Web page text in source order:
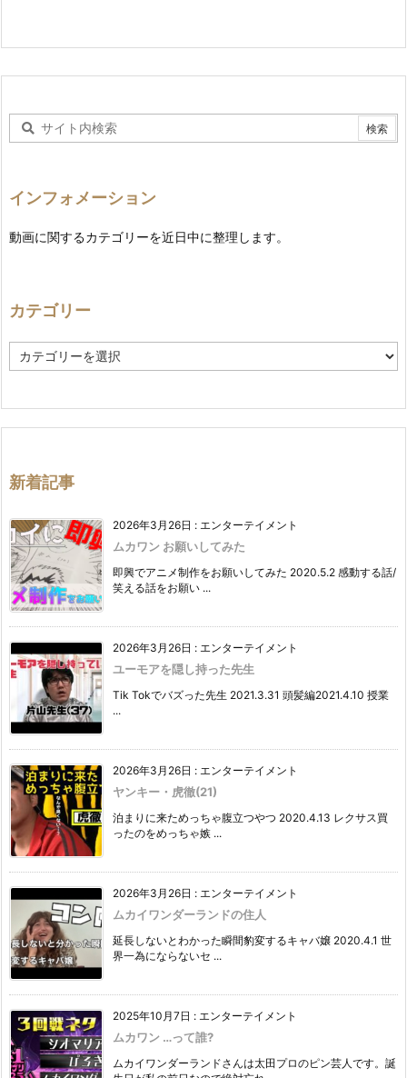
インフォメーション
動画に関するカテゴリーを近日中に整理します。
カテゴリー
テ
新着記事
2026年3月26日 : エンターテイメント
ムカワン お願いしてみた
即興でアニメ制作をお願いしてみた 2020.5.2 感動する話/
笑える話をお願い ...
2026年3月26日 : エンターテイメント
ユーモアを隠し持った先生
Tik Tokでバズった先生 2021.3.31 頭髪編2021.4.10 授業
...
2026年3月26日 : エンターテイメント
ヤンキー・虎徹(21)
泊まりに来ためっちゃ腹立つやつ 2020.4.13 レクサス買
ったのをめっちゃ嫉 ...
2026年3月26日 : エンターテイメント
ムカイワンダーランドの住人
延長しないとわかった瞬間豹変するキャバ嬢 2020.4.1 世
界一為にならないセ ...
2025年10月7日 : エンターテイメント
ムカワン …って誰?
ムカイワンダーランドさんは太田プロのピン芸人です。誕